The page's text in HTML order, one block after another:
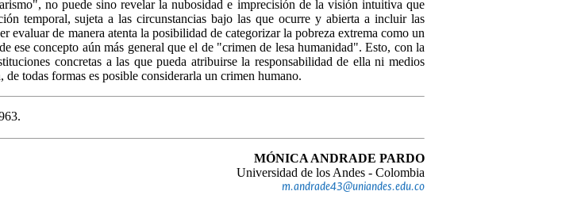
no puede sino revelar la nubosidad e imprecisión de la visión intuitiva que
temporal, sujeta a las circunstancias bajo las que ocurre y abierta a incluir las
evaluar de manera atenta la posibilidad de categorizar la pobreza extrema como un
ese concepto aún más general que el de "crimen de lesa humanidad". Esto, con la
concretas a las que pueda atribuirse la responsabilidad de ella ni medios
todas formas es posible considerarla un crimen humano.
MÓNICA ANDRADE PARDO
Universidad de los Andes - Colombia
m.andrade43@uniandes.edu.co